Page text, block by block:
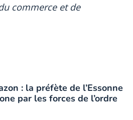
commerce et de
: la préfète de l’Essonne
par les forces de l’ordre